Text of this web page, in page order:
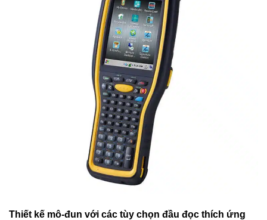
Thiết kế mô-đun với các tùy chọn đầu đọc thích ứng